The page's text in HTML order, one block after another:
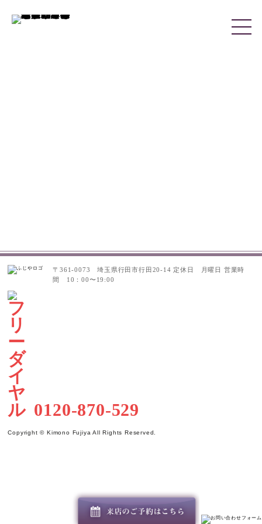
〒361-0073 埼玉県行田市行田20-14 定休日 月曜日 営業時
間 10：00〜19:00
0120-870-529
Copyright © Kimono Fujiya All Rights Reserved.